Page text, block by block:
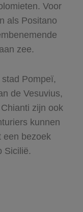
Voor
als Positano
zee.
Pompeï,
de Vesuvius,
zijn ook
kunnen
een bezoek
Sicilië.